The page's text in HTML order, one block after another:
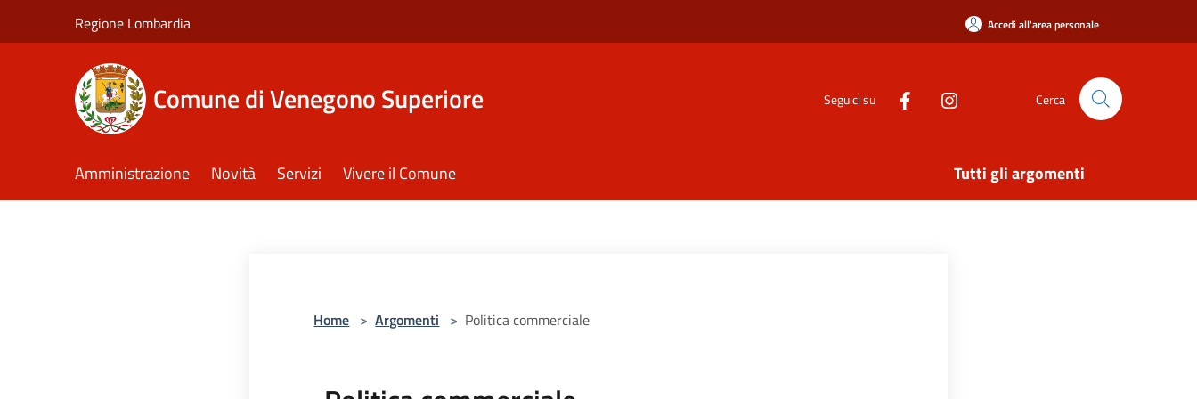
Regione Lombardia Accedi all'area personale
Comune di Venegono Superiore Seguici su Cerca
Amministrazione Novità Servizi Vivere il Comune Tutti gli argomenti
Home > Argomenti > Politica commerciale